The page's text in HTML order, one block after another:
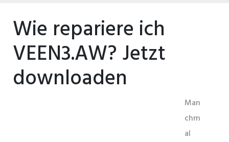
Wie repariere ich
VEEN3.AW? Jetzt
downloaden
Man
chm
al